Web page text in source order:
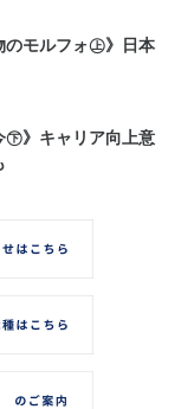
のモルフォ㊤》日本
㊦》キャリア向上意